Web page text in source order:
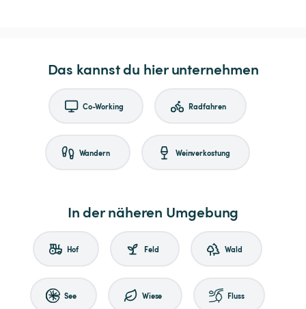
Das kannst du hier unternehmen
Co-Working Radfahren
Wandern Weinverkostung
In der näheren Umgebung
Hof Feld Wald
See Wiese Fluss